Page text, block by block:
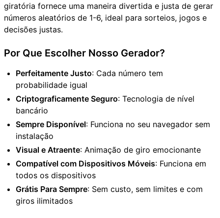
giratória fornece uma maneira divertida e justa de gerar
números aleatórios de 1-6, ideal para sorteios, jogos e
decisões justas.
Por Que Escolher Nosso Gerador?
Perfeitamente Justo: Cada número tem
probabilidade igual
Criptograficamente Seguro: Tecnologia de nível
bancário
Sempre Disponível: Funciona no seu navegador sem
instalação
Visual e Atraente: Animação de giro emocionante
Compatível com Dispositivos Móveis: Funciona em
todos os dispositivos
Grátis Para Sempre: Sem custo, sem limites e com
giros ilimitados